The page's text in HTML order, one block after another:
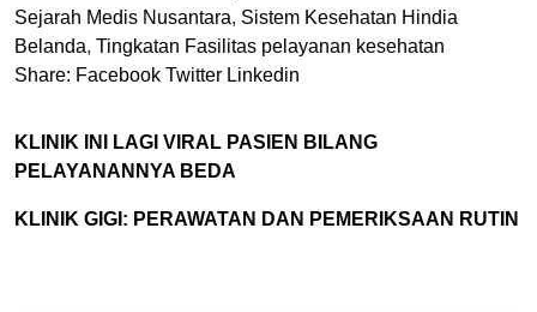
Sejarah Medis Nusantara, Sistem Kesehatan Hindia
Belanda, Tingkatan Fasilitas pelayanan kesehatan
Share: Facebook Twitter Linkedin
KLINIK INI LAGI VIRAL PASIEN BILANG
PELAYANANNYA BEDA
KLINIK GIGI: PERAWATAN DAN PEMERIKSAAN RUTIN